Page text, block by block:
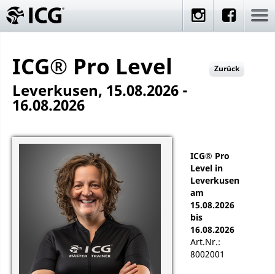
ICG® Pro Level Zurück
Leverkusen, 15.08.2026 -
16.08.2026
ICG® Pro
Level in
Leverkusen
am
15.08.2026
bis
16.08.2026
Art.Nr.:
8002001